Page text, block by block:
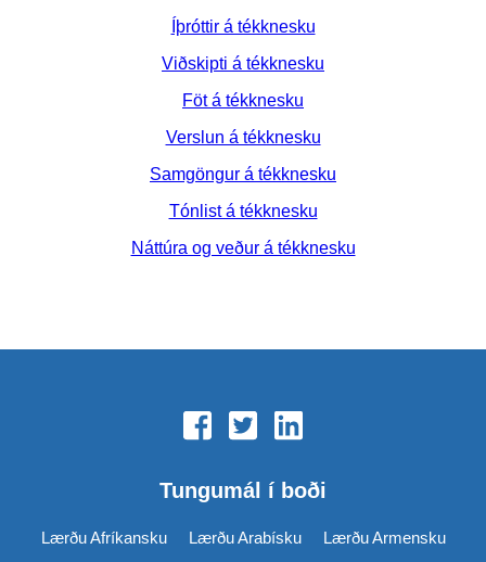
Íþróttir á tékknesku
Viðskipti á tékknesku
Föt á tékknesku
Verslun á tékknesku
Samgöngur á tékknesku
Tónlist á tékknesku
Náttúra og veður á tékknesku
Tungumál í boði
Lærðu Afríkansku Lærðu Arabísku
Lærðu Armensku